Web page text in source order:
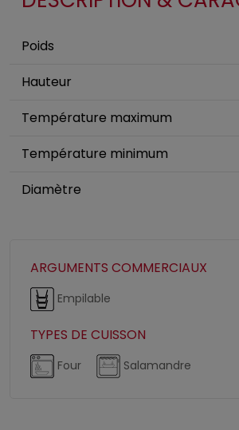
Poids
Hauteur
Température maximum
Température minimum
Diamètre
ARGUMENTS COMMERCIAUX
Empilable
TYPES DE CUISSON
Four Salamandre